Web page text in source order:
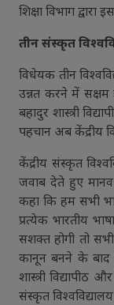
शिक्षा विभाग द्वारा
तीन संस्कृत
विधेयक तीन
उन्नत करने में सक्षम
बहादुर शास्त्री
पहचान अब केंद्रीय
केंद्रीय संस्कृत
जवाब देते हुए
कहा कि हम सभी
प्रत्येक भारतीय
सशक्त होगी तो
कानून बनने के बाद
शास्त्री विद्यापीठ
संस्कृत